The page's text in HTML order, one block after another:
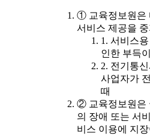
① 교육정보원은
서비스 제공을
1. 서비스
인한 부득
2. 전기통
사업자가
때
② 교육정보원은
의 장애 또는 서
비스 이용에 지